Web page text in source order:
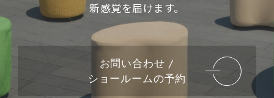
新感覚を届けます。
お問い合わせ /
ショールームの予約